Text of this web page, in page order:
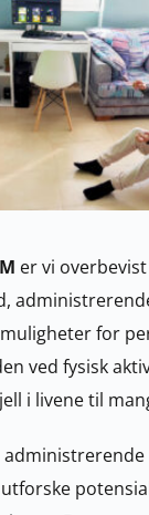
er vi
for
ved fysisk
i livene til